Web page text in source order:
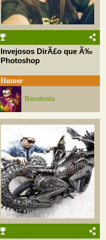
Invejosos DirÃ£o que Ã‰
Photoshop
Humor
Baratonta